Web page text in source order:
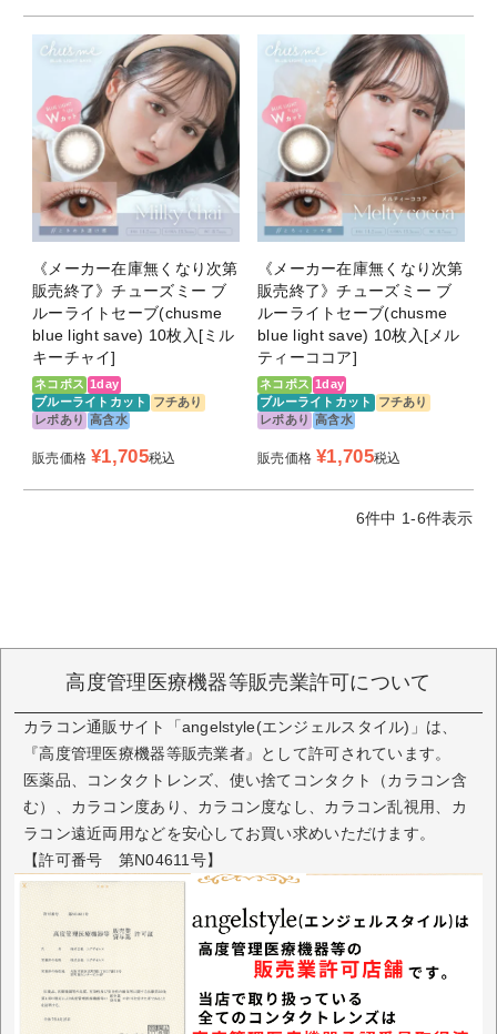
着色直径 13.5mm
UVカット / ブ
ルーライトカ
ット
有 / 有
含水率 55％
製法 キャストモールド製法
医療機器承認
番号
30200BZX00197000
製造販売元 フロムアイズ株式会社
販売元 株式会社 T-Garden
納期目安 1～3営業日前後で発送（土日祝除く）
《メーカー在庫無くなり次第
販売終了》チューズミー ブ
ルーライトセーブ(chusme
blue light save) 10枚入[ミル
キーチャイ]
ネコポス 1day
ブルーライトカット
フチあり
レポあり 高含水
販売価格 ¥1,705税込
《メーカー在庫無くなり次第
販売終了》チューズミー ブ
ルーライトセーブ(chusme
blue light save) 10枚入[メル
ティーココア]
ネコポス 1day
ブルーライトカット
フチあり
レポあり 高含水
販売価格 ¥1,705税込
6件中 1-6件表示
高度管理医療機器等販売業許可について
カラコン通販サイト「angelstyle(エンジェルスタイル)」は、
『高度管理医療機器等販売業者』として許可されています。
医薬品、コンタクトレンズ、使い捨てコンタクト（カラコン含
む）、カラコン度あり、カラコン度なし、カラコン乱視用、カ
ラコン遠近両用などを安心してお買い求めいただけます。
【許可番号 第N04611号】